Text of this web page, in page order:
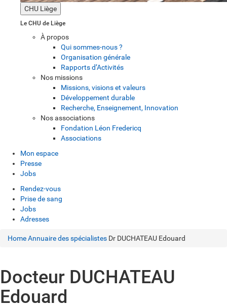
CHU Liège
Le CHU de Liège
À propos
Qui sommes-nous ?
Organisation générale
Rapports d’Activités
Nos missions
Missions, visions et valeurs
Développement durable
Recherche, Enseignement, Innovation
Nos associations
Fondation Léon Fredericq
Associations
Mon espace
Presse
Jobs
Rendez-vous
Prise de sang
Jobs
Adresses
HomeAnnuaire des spécialistes Dr DUCHATEAU Edouard
Docteur DUCHATEAU
Edouard